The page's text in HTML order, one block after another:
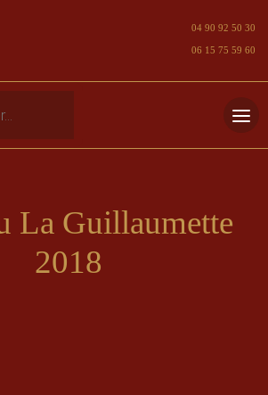
04 90 92 50 30
06 15 75 59 60
La Guillaumette
2018